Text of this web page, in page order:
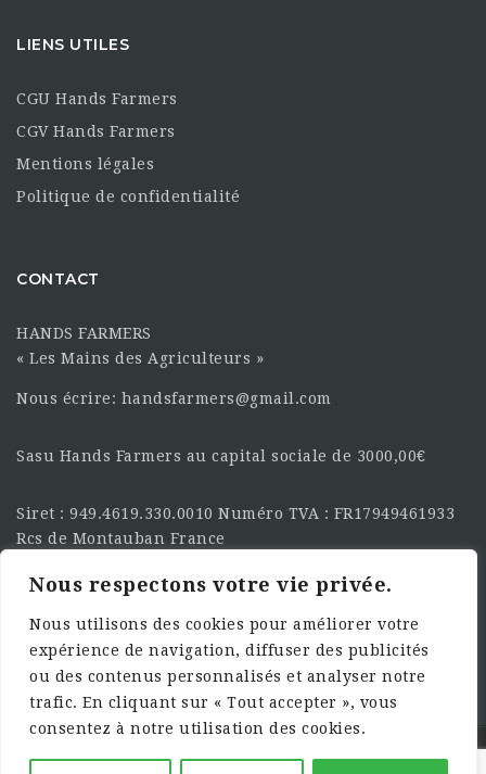
Nous respectons votre vie privée.
Nous utilisons des cookies pour améliorer votre
expérience de navigation, diffuser des publicités
ou des contenus personnalisés et analyser notre
trafic. En cliquant sur « Tout accepter », vous
consentez à notre utilisation des cookies.
LIENS UTILES
CGU Hands Farmers
CGV Hands Farmers
Mentions légales
Politique de confidentialité
CONTACT
HANDS FARMERS
« Les Mains des Agriculteurs »
Nous écrire: handsfarmers@gmail.com
Sasu Hands Farmers au capital sociale de 3000,00€
Siret : 949.4619.330.0010 Numéro TVA : FR17949461933
Rcs de Montauban France
SUIVEZ-NOUS SUR LES
RÉSEAU :
©2025 HandsFarmers. Designed with Web Studio